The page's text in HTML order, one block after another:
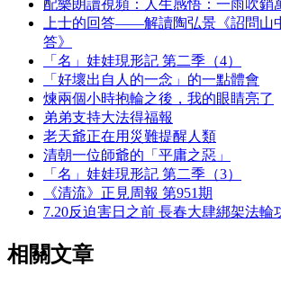
配樂朗讀視頻：人生感悟：一雨吹銷
上士的回答——解讀陶弘景《詔問山
答》
「名」娃娃現形記 第二季（4）
「好壞出自人的一念」的一點體會
煉兩個小時抱輪之後，我的眼睛亮了
弟弟支持大法得福報
老天爺正在用災難提醒人類
清朝一位師爺的「平庸之惡」
「名」娃娃現形記 第二季（3）
《清流》正見周報 第951期
7.20反迫害日之前 長春大肆綁架法輪
相關文章